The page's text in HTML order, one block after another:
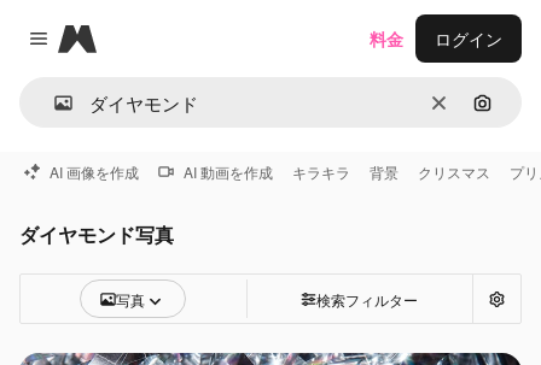
Close menu
Magnific
消去 画像で
料金 ログイン
AI 画像を作成 AI 動画を作成 キラキラ 背景 クリスマス プ
ダイヤモンド写真
写真 検索フィルター